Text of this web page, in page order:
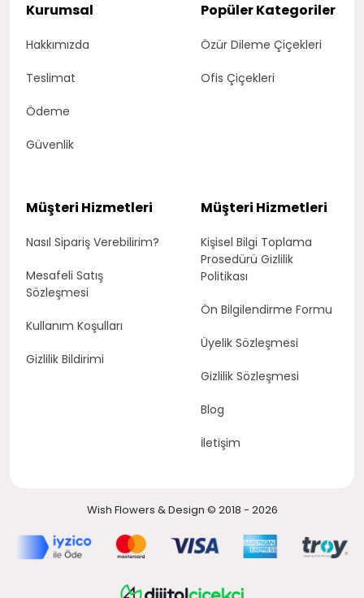
Kurumsal
Hakkımızda
Teslimat
Ödeme
Güvenlik
Popüler Kategoriler
Özür Dileme Çiçekleri
Ofis Çiçekleri
Müşteri Hizmetleri
Nasıl Sipariş Verebilirim?
Mesafeli Satış
Sözleşmesi
Kullanım Koşulları
Gizlilik Bildirimi
Müşteri Hizmetleri
Kişisel Bilgi Toplama
Prosedürü Gizlilik
Politikası
Ön Bilgilendirme Formu
Üyelik Sözleşmesi
Gizlilik Sözleşmesi
Blog
İletişim
Wish Flowers & Design © 2018 - 2026